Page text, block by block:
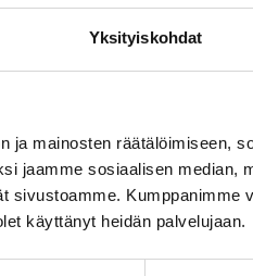
Yksityiskohdat
ja mainosten räätälöimiseen,
jaamme sosiaalisen median,
sivustoamme. Kumppanimme
käyttänyt heidän palvelujaan.